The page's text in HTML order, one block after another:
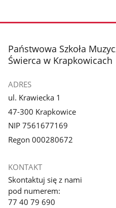
stopka
Państwowa Szkoła
Świerca w Krapkowicach
ADRES
ul. Krawiecka 1
47-300 Krapkowice
NIP 7561677169
Regon 000280672
KONTAKT
Skontaktuj się z nami
pod numerem:
77 40 79 690